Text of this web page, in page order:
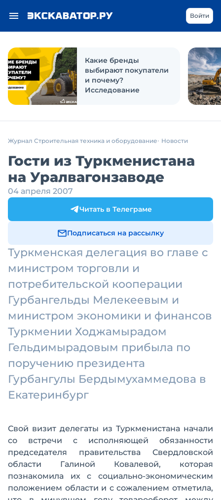
Войти
Какие бренды
выбирают покупатели
и почему?
Исследование
Журнал Строительная техника и оборудование Новости
Гости из Туркменистана
на Уралвагонзаводе
04 апреля 2007
Читать в Телеграме
Подписаться на рассылку
Туркменская делегация во главе с
министром торговли и
потребительской кооперации
Гурбангельды Мелекеевым и
министром экономики и финансов
Туркмении Ходжамырадом
Гельдимырадовым прибыла по
поручению президента
Гурбангулы Бердымухаммедова в
Екатеринбург
Свой визит делегаты из Туркменистана начали
со встречи с исполняющей обязанности
председателя правительства Свердловской
области Галиной Ковалевой, которая
познакомила их с социально-экономическим
положением области и с сожалением отметила,